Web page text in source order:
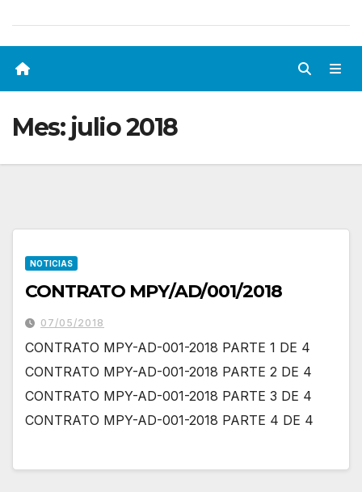
Mes: julio 2018
NOTICIAS
CONTRATO MPY/AD/001/2018
07/05/2018
CONTRATO MPY-AD-001-2018 PARTE 1 DE 4
CONTRATO MPY-AD-001-2018 PARTE 2 DE 4
CONTRATO MPY-AD-001-2018 PARTE 3 DE 4
CONTRATO MPY-AD-001-2018 PARTE 4 DE 4